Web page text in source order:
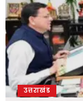
उत्तराखंड